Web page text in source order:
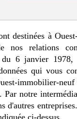
destinées à
nos relations
6 janvier 1978,
qui vous
immobilier-
notre
d'autres